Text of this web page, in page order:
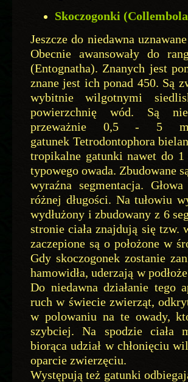
Skoczogonki
Jeszcze do niedawna
Obecnie awansowały do
(Entognatha). Znanych jest
znane jest ich ponad 450. Są
wybitnie wilgotnymi
powierzchnię wód. Są
przeważnie 0,5 - 5
gatunek Tetrodontophora
tropikalne gatunki nawet do
typowego owada. Zbudowane
wyraźna segmentacja.
różnej długości. Na tułowiu
wydłużony i zbudowany z 6
stronie ciała znajdują się tzw.
zaczepione są o położone w
Gdy skoczogonek zostanie
hamowidła, uderzają w
Do niedawna działanie tego
ruch w świecie zwierząt,
w polowaniu na te owady,
szybciej. Na spodzie ciała
biorąca udział w chłonięciu
oparcie zwierzęciu.
Występują też gatunki